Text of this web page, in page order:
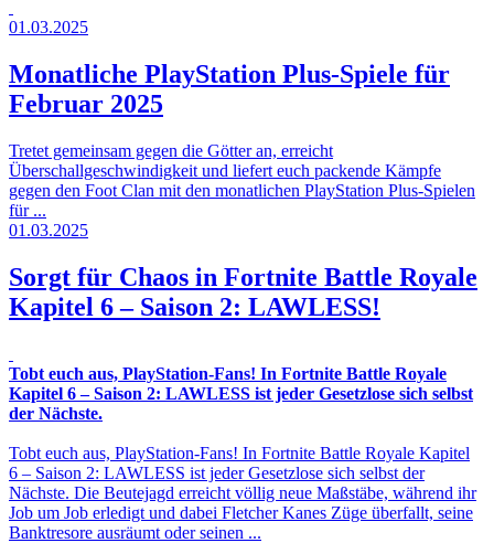
01.03.2025
Monatliche PlayStation Plus-Spiele für
Februar 2025
Tretet gemeinsam gegen die Götter an, erreicht
Überschallgeschwindigkeit und liefert euch packende Kämpfe
gegen den Foot Clan mit den monatlichen PlayStation Plus-Spielen
für ...
01.03.2025
Sorgt für Chaos in Fortnite Battle Royale
Kapitel 6 – Saison 2: LAWLESS!
Tobt euch aus, PlayStation-Fans! In Fortnite Battle Royale
Kapitel 6 – Saison 2: LAWLESS ist jeder Gesetzlose sich selbst
der Nächste.
Tobt euch aus, PlayStation-Fans! In Fortnite Battle Royale Kapitel
6 – Saison 2: LAWLESS ist jeder Gesetzlose sich selbst der
Nächste. Die Beutejagd erreicht völlig neue Maßstäbe, während ihr
Job um Job erledigt und dabei Fletcher Kanes Züge überfallt, seine
Banktresore ausräumt oder seinen ...